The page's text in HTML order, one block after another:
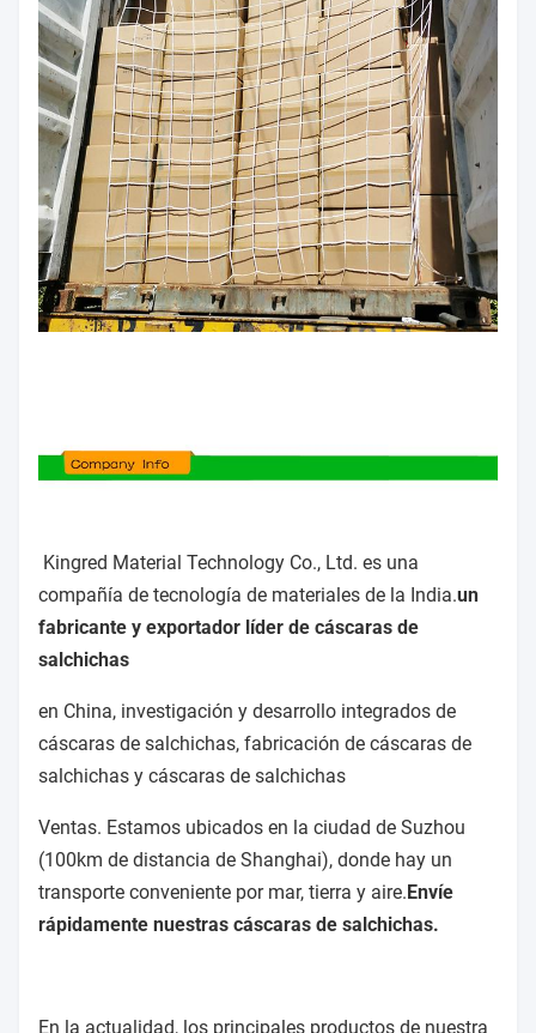
Kingred Material Technology Co., Ltd. es una
compañía de tecnología de materiales de la India.un
fabricante y exportador líder de cáscaras de
salchichas
en China, investigación y desarrollo integrados de
cáscaras de salchichas, fabricación de cáscaras de
salchichas y cáscaras de salchichas
Ventas. Estamos ubicados en la ciudad de Suzhou
(100km de distancia de Shanghai), donde hay un
transporte conveniente por mar, tierra y aire. Envíe
rápidamente nuestras cáscaras de salchichas.
En la actualidad, los principales productos de nuestra